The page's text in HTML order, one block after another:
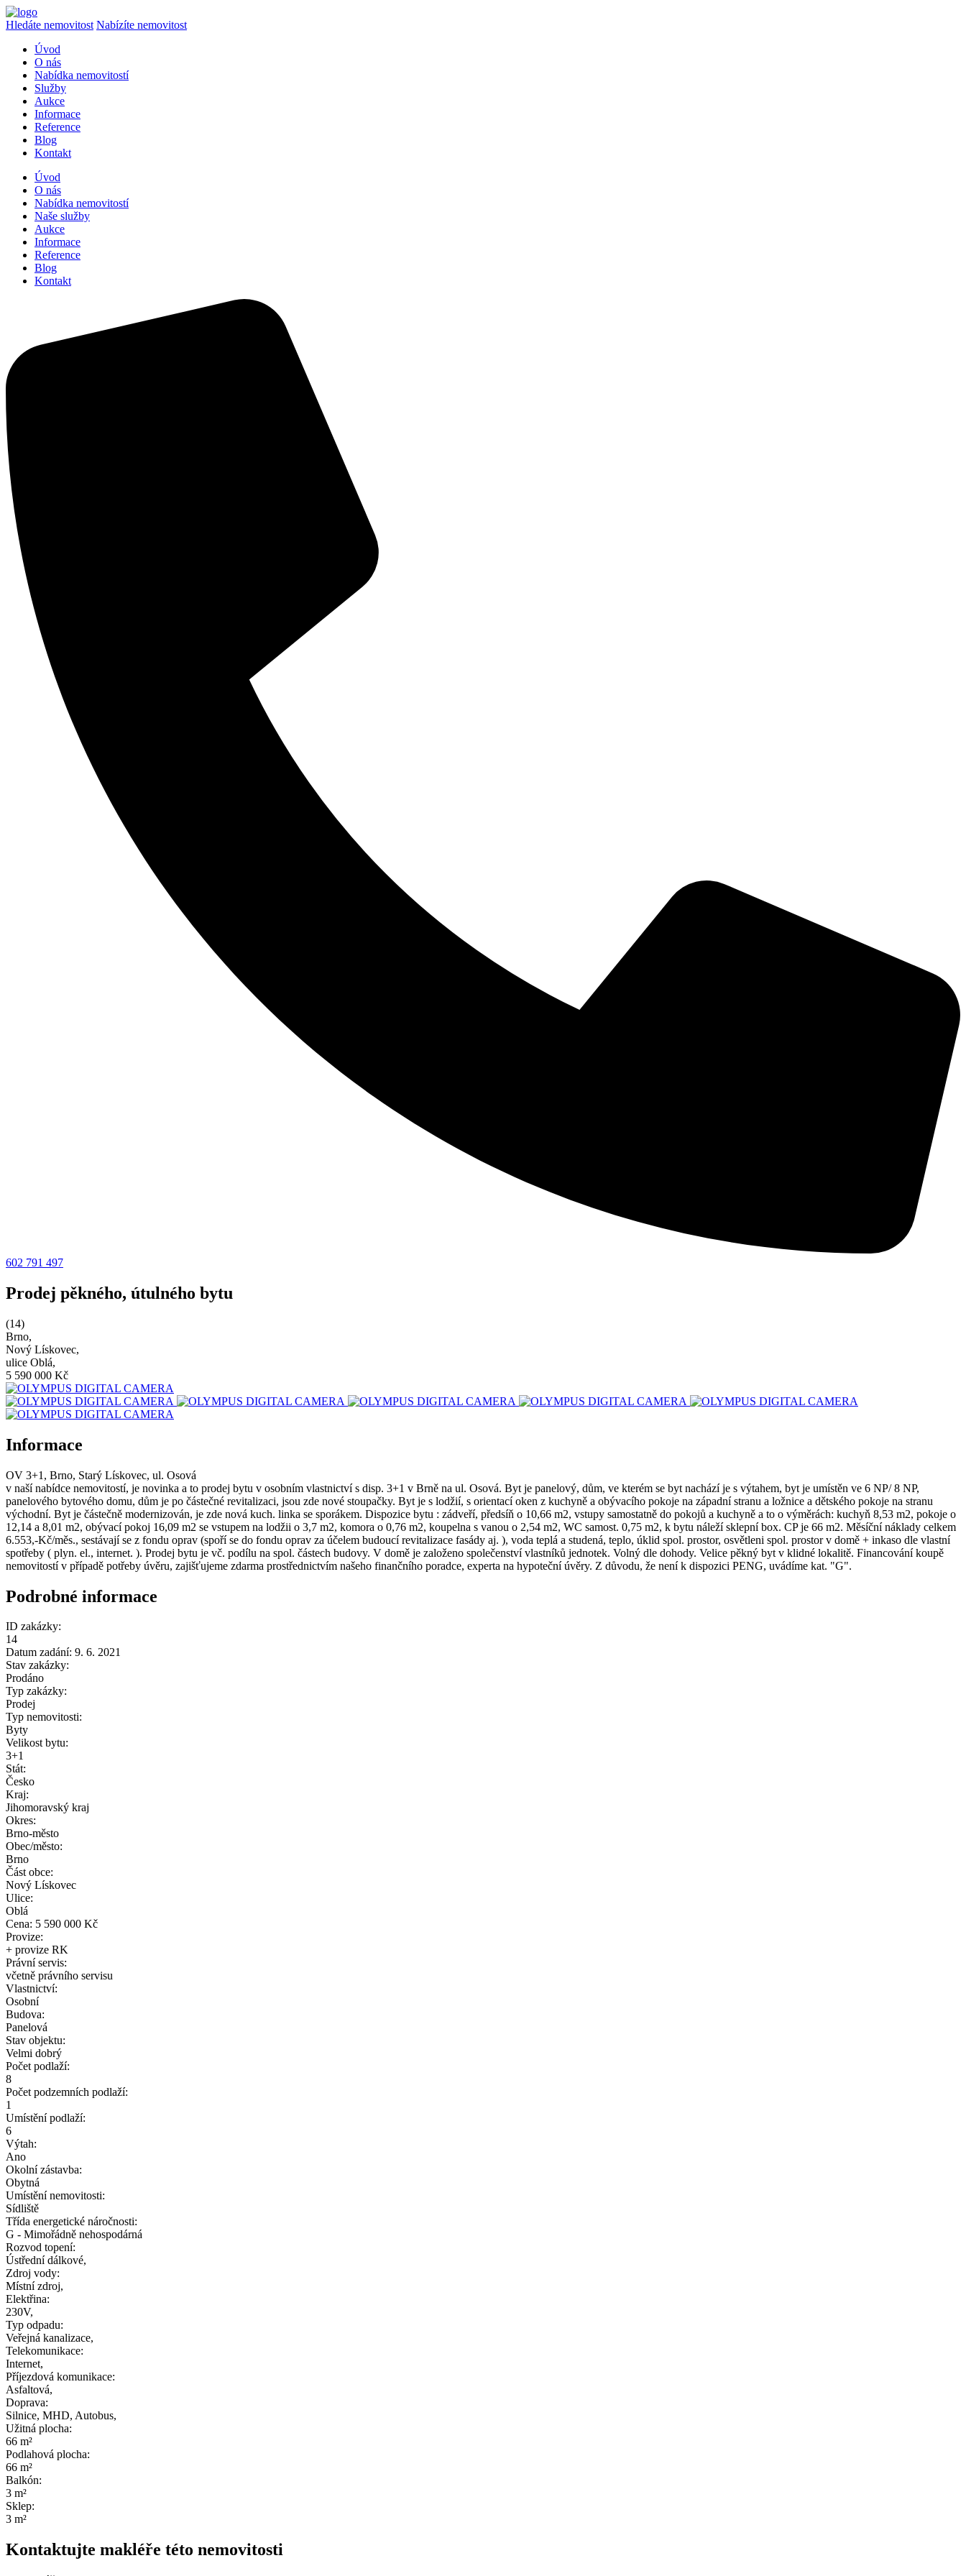
Hledáte nemovitost Nabízíte nemovitost
Úvod
O nás
Nabídka nemovitostí
Služby
Aukce
Informace
Reference
Blog
Kontakt
Úvod
O nás
Nabídka nemovitostí
Naše služby
Aukce
Informace
Reference
Blog
Kontakt
602 791 497
Prodej pěkného, útulného bytu
(14)
Brno,
Nový Lískovec,
ulice Oblá,
5 590 000 Kč
Informace
OV 3+1, Brno, Starý Lískovec, ul. Osová
v naší nabídce nemovitostí, je novinka a to prodej bytu v osobním vlastnictví s disp. 3+1 v Brně na ul. Osová. Byt je panelový, dům, ve kterém se byt nachází je s výtahem, byt je umístěn ve 6 NP/ 8 NP,
panelového bytového domu, dům je po částečné revitalizaci, jsou zde nové stoupačky. Byt je s lodžií, s orientací oken z kuchyně a obývacího pokoje na západní stranu a ložnice a dětského pokoje na stranu
východní. Byt je částečně modernizován, je zde nová kuch. linka se sporákem. Dispozice bytu : zádveří, předsíň o 10,66 m2, vstupy samostatně do pokojů a kuchyně a to o výměrách: kuchyň 8,53 m2, pokoje o
12,14 a 8,01 m2, obývací pokoj 16,09 m2 se vstupem na lodžii o 3,7 m2, komora o 0,76 m2, koupelna s vanou o 2,54 m2, WC samost. 0,75 m2, k bytu náleží sklepní box. CP je 66 m2. Měsíční náklady celkem
6.553,-Kč/měs., sestávají se z fondu oprav (spoří se do fondu oprav za účelem budoucí revitalizace fasády aj. ), voda teplá a studená, teplo, úklid spol. prostor, osvětleni spol. prostor v domě + inkaso dle vlastní
spotřeby ( plyn. el., internet. ). Prodej bytu je vč. podílu na spol. částech budovy. V domě je založeno společenství vlastníků jednotek. Volný dle dohody. Velice pěkný byt v klidné lokalitě. Financování koupě
nemovitostí v případě potřeby úvěru, zajišťujeme zdarma prostřednictvím našeho finančního poradce, experta na hypoteční úvěry. Z důvodu, že není k dispozici PENG, uvádíme kat. "G".
Podrobné informace
ID zakázky:
14
Datum zadání: 9. 6. 2021
Stav zakázky:
Prodáno
Typ zakázky:
Prodej
Typ nemovitosti:
Byty
Velikost bytu:
3+1
Stát:
Česko
Kraj:
Jihomoravský kraj
Okres:
Brno-město
Obec/město:
Brno
Část obce:
Nový Lískovec
Ulice:
Oblá
Cena: 5 590 000 Kč
Provize:
+ provize RK
Právní servis:
včetně právního servisu
Vlastnictví:
Osobní
Budova:
Panelová
Stav objektu:
Velmi dobrý
Počet podlaží:
8
Počet podzemních podlaží:
1
Umístění podlaží:
6
Výtah:
Ano
Okolní zástavba:
Obytná
Umístění nemovitosti:
Sídliště
Třída energetické náročnosti:
G - Mimořádně nehospodárná
Rozvod topení:
Ústřední dálkové,
Zdroj vody:
Místní zdroj,
Elektřina:
230V,
Typ odpadu:
Veřejná kanalizace,
Telekomunikace:
Internet,
Příjezdová komunikace:
Asfaltová,
Doprava:
Silnice, MHD, Autobus,
Užitná plocha:
66 m²
Podlahová plocha:
66 m²
Balkón:
3 m²
Sklep:
3 m²
Kontaktujte makléře této nemovitosti